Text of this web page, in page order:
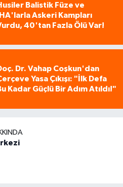
Balistik Füze ve
İHA'larla Askeri Kampları
40'tan Fazla Ölü Var!
Dr. Vahap Coşkun'dan
Yasa Çıkışı: "İlk Defa
Kadar Güçlü Bir Adım Atıldı!"